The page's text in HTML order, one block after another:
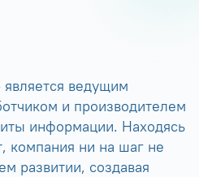
ведущим
и производителем
информации. Находясь
компания ни на шаг не
развитии, создавая